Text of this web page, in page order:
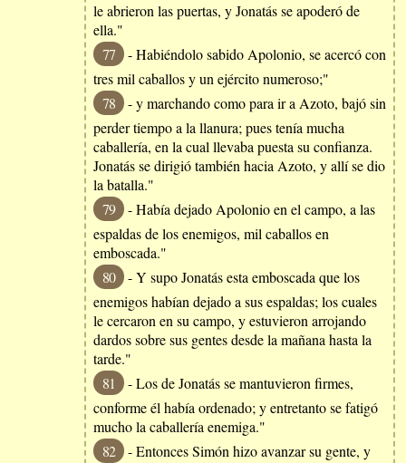
le abrieron las puertas, y Jonatás se apoderó de
ella."
77
- Habiéndolo sabido Apolonio, se acercó con
tres mil caballos y un ejército numeroso;"
78
- y marchando como para ir a Azoto, bajó sin
perder tiempo a la llanura; pues tenía mucha
caballería, en la cual llevaba puesta su confianza.
Jonatás se dirigió también hacia Azoto, y allí se dio
la batalla."
79
- Había dejado Apolonio en el campo, a las
espaldas de los enemigos, mil caballos en
emboscada."
80
- Y supo Jonatás esta emboscada que los
enemigos habían dejado a sus espaldas; los cuales
le cercaron en su campo, y estuvieron arrojando
dardos sobre sus gentes desde la mañana hasta la
tarde."
81
- Los de Jonatás se mantuvieron firmes,
conforme él había ordenado; y entretanto se fatigó
mucho la caballería enemiga."
82
- Entonces Simón hizo avanzar su gente, y